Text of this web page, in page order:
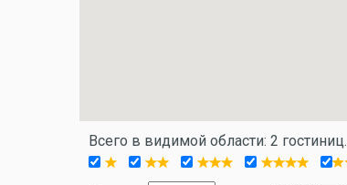
Всего в видимой области: 2 гостиниц.